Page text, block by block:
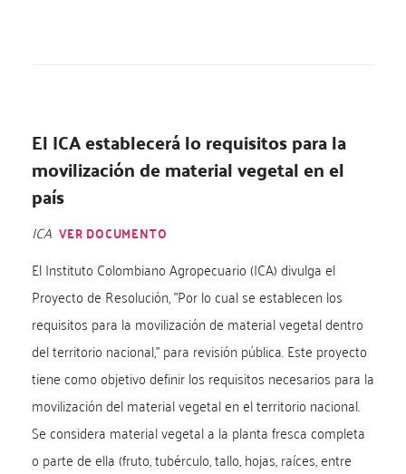
El ICA establecerá lo requisitos para la
movilización de material vegetal en el
país
ICA VER DOCUMENTO
El Instituto Colombiano Agropecuario (ICA) divulga el
Proyecto de Resolución, "Por lo cual se establecen los
requisitos para la movilización de material vegetal dentro
del territorio nacional," para revisión pública. Este proyecto
tiene como objetivo definir los requisitos necesarios para la
movilización del material vegetal en el territorio nacional.
Se considera material vegetal a la planta fresca completa
o parte de ella (fruto, tubérculo, tallo, hojas, raíces, entre